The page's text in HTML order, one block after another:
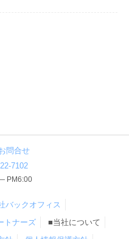
問合せ
7102
PM6:00
バックオフィス
トナーズ
■当社について